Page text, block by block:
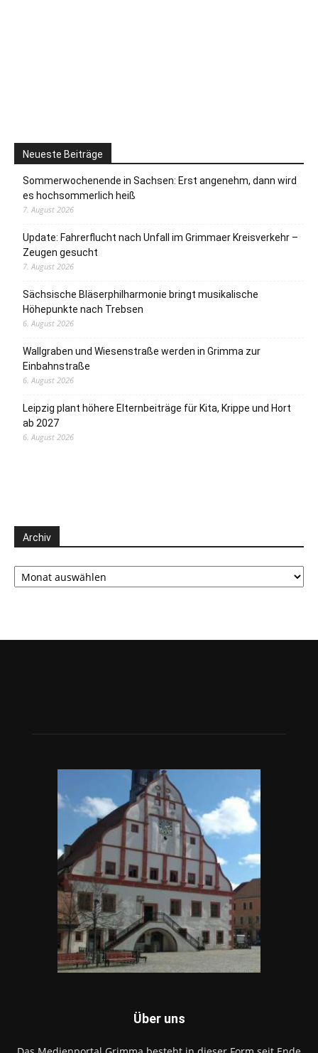
Neueste Beiträge
Sommerwochenende in Sachsen: Erst angenehm, dann wird
es hochsommerlich heiß
7. August 2026
Update: Fahrerflucht nach Unfall im Grimmaer Kreisverkehr –
Zeugen gesucht
7. August 2026
Sächsische Bläserphilharmonie bringt musikalische
Höhepunkte nach Trebsen
6. August 2026
Wallgraben und Wiesenstraße werden in Grimma zur
Einbahnstraße
6. August 2026
Leipzig plant höhere Elternbeiträge für Kita, Krippe und Hort
ab 2027
6. August 2026
Archiv
Archiv
Über uns